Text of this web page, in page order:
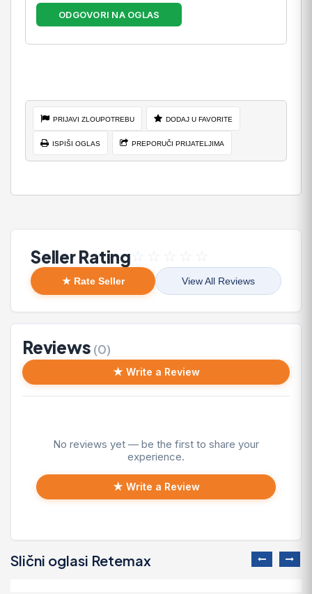
ODGOVORI NA OGLAS
PRIJAVI ZLOUPOTREBU DODAJ U FAVORITE
ISPIŠI OGLAS PREPORUČI PRIJATELJIMA
Seller Rating ☆ ☆ ☆ ☆ ☆
★ Rate Seller View All Reviews
Reviews (0)
★ Write a Review
No reviews yet — be the first to share your
experience.
★ Write a Review
Slični oglasi Retemax